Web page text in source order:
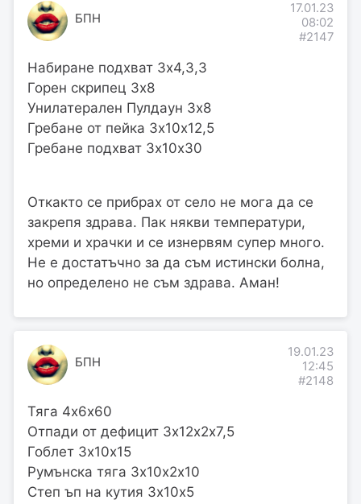
БПН
17.01.23
08:02
#2147
Набиране подхват 3х4,3,3
Горен скрипец 3х8
Унилатерален Пулдаун 3х8
Гребане от пейка 3х10х12,5
Гребане подхват 3х10х30
Откакто се прибрах от село не мога да се
закрепя здрава. Пак някви температури,
хреми и храчки и се изнервям супер много.
Не е достатъчно за да съм истински болна,
но определено не съм здрава. Аман!
БПН
19.01.23
12:45
#2148
Тяга 4х6х60
Отпади от дефицит 3х12х2х7,5
Гоблет 3х10х15
Румънска тяга 3х10х2х10
Степ ъп на кутия 3х10х5